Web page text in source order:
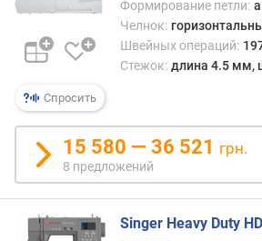
т
в
п
е
е
(
ш
Спросить
Формирование петли:
Челнок:
Швейных операций:
Стежок: длина 4.5 мм,
15 580 — 36 521 грн.
8 предложений
Singer Heavy Duty